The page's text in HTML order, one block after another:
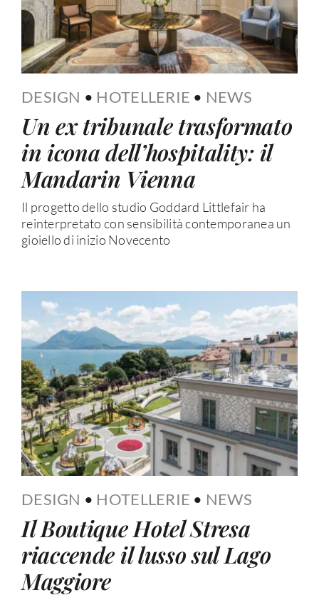
DESIGN • HOTELLERIE • NEWS
Un ex tribunale trasformato
in icona dell’hospitality: il
Mandarin Vienna
Il progetto dello studio Goddard Littlefair ha
reinterpretato con sensibilità contemporanea un
gioiello di inizio Novecento
DESIGN • HOTELLERIE • NEWS
Il Boutique Hotel Stresa
riaccende il lusso sul Lago
Maggiore